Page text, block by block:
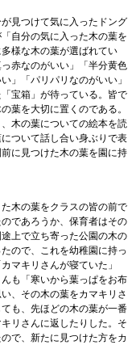
見つけて気に入ったドング
自分の気に入った木の葉を
様な木の葉が選ばれてい
赤なのがいい」「半分黄色
」「パリパリなのがいい」
宝箱」が待っている。皆で
葉を大切に置くのである。
木の葉についての絵本を読
ついて話し合い身ぶりで表
に見つけた木の葉を園に持
木の葉をクラスの皆の前で
であろうか、保育者はその
上で立ち寄った公園の木の
ので、これを幼稚園に持っ
マキリさんが寝ていた」
も「寒いから葉っぱをお布
、その木の葉をカマキリさ
も、先ほどの木の葉が一番
リさんに返したりした。そ
で、新たに見つけた方をカ